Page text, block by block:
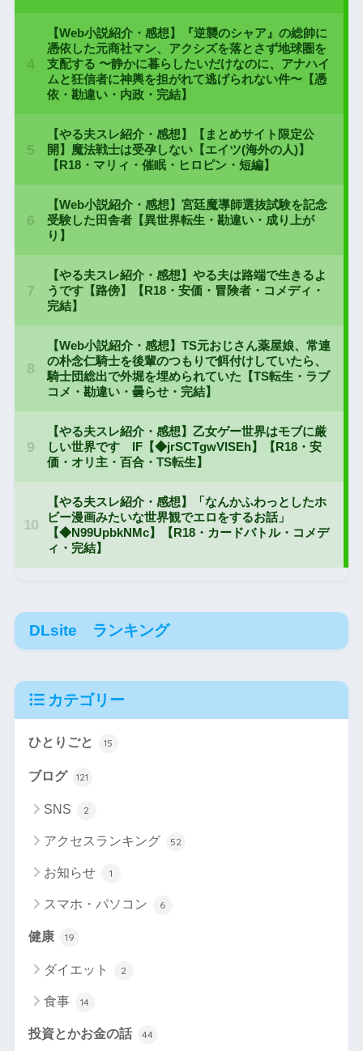
DLsite ランキング
カテゴリー
ひとりごと 15
ブログ 121
SNS 2
アクセスランキング 52
お知らせ 1
スマホ・パソコン 6
健康 19
ダイエット 2
食事 14
投資とかお金の話 44